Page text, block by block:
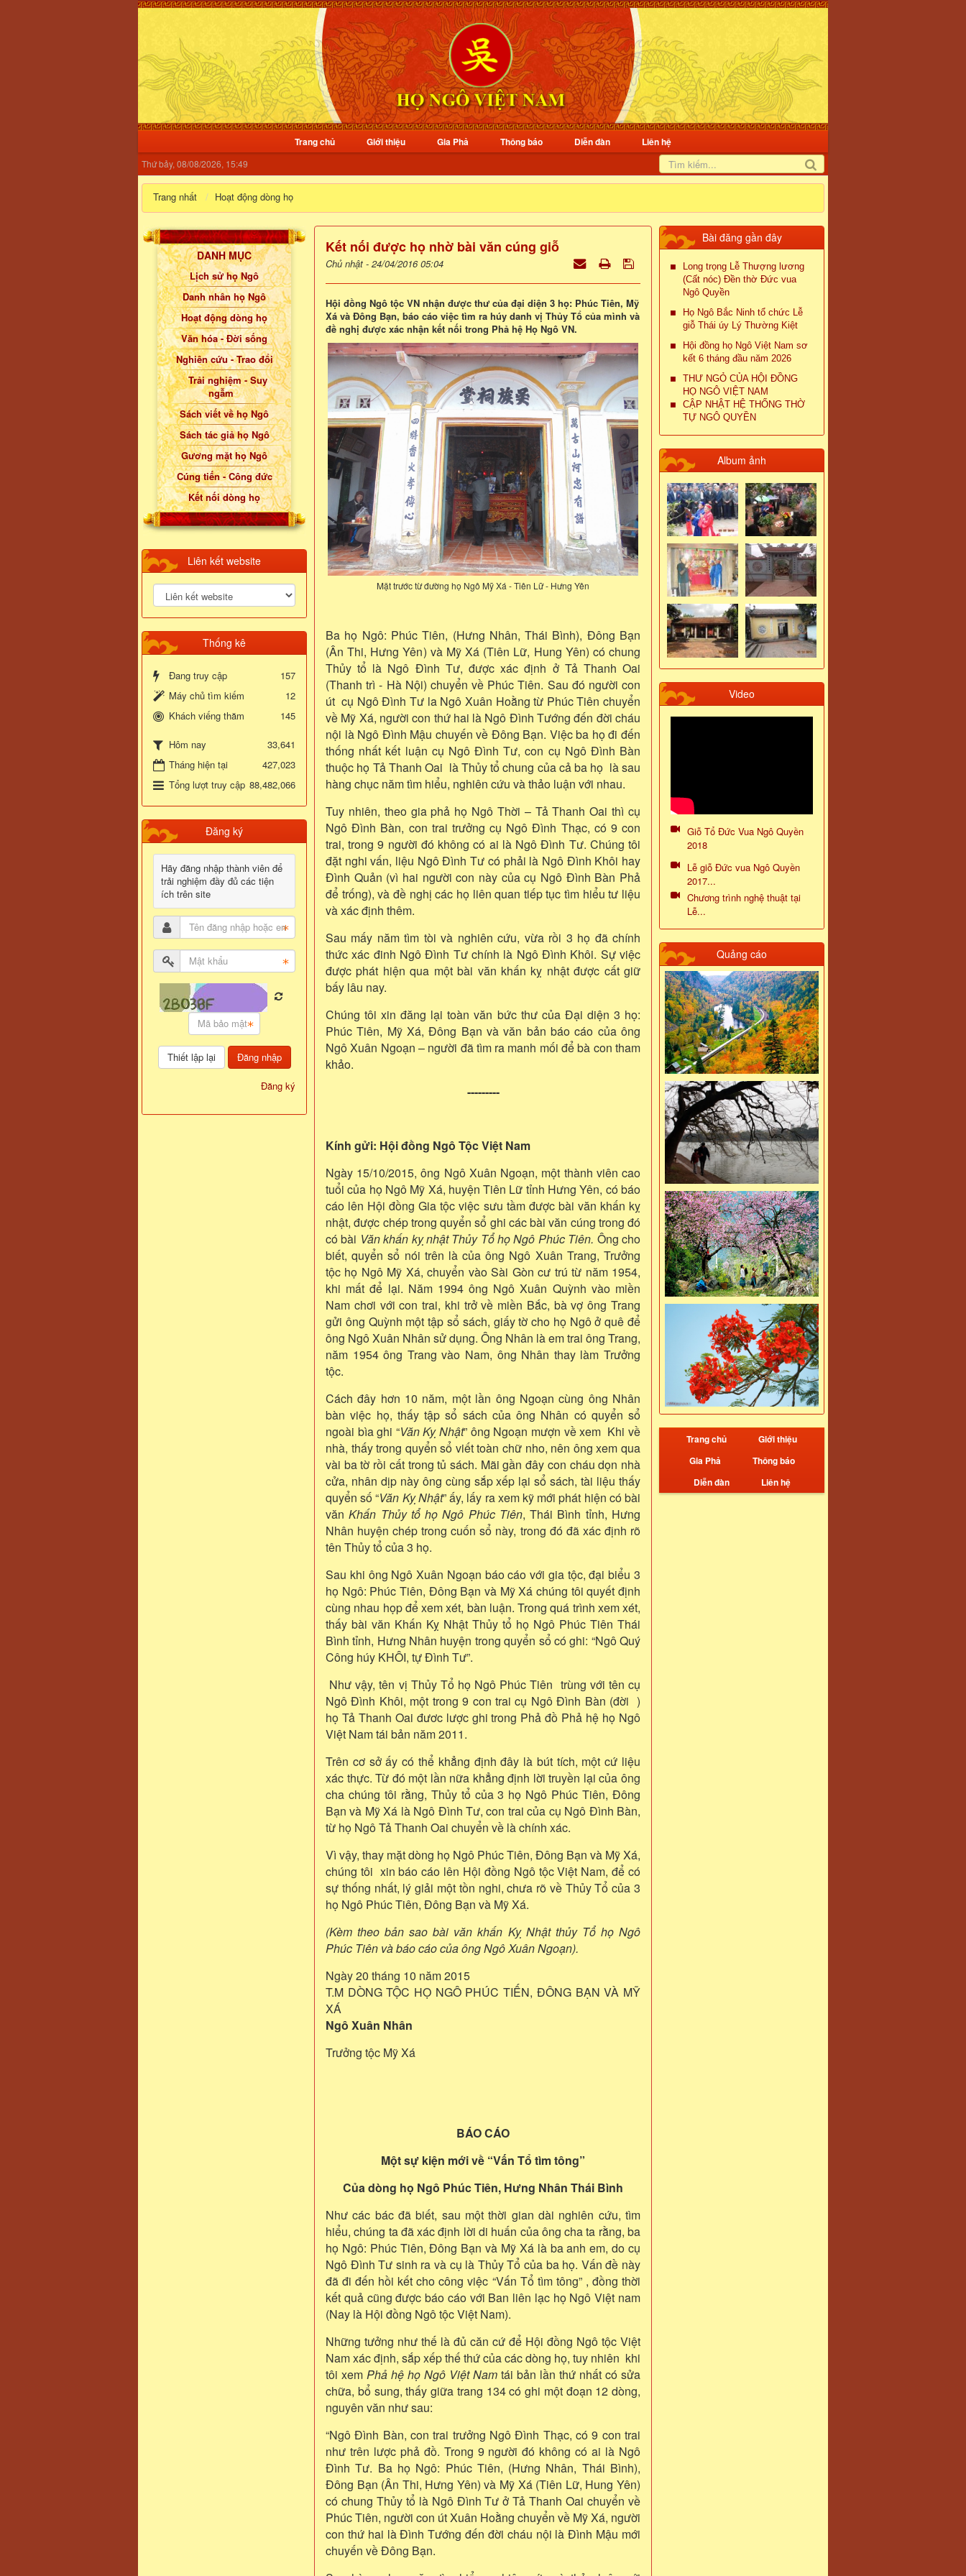
Trang chủ Giới thiệu Gia Phả Thông báo Diễn đàn Liên hệ
Thứ bảy, 08/08/2026, 15:49
Trang nhất Hoạt động dòng họ
Kết nối được họ nhờ bài văn cúng giỗ
Chủ nhật - 24/04/2016 05:04
Hội đồng Ngô tộc VN nhận được thư của đại diện 3 họ: Phúc Tiên, Mỹ
Xá và Đông Bạn, báo cáo việc tìm ra húy danh vị Thủy Tổ của mình và
đề nghị được xác nhận kết nối trong Phả hệ Họ Ngô VN.
Mặt trước từ đường họ Ngô Mỹ Xá - Tiên Lữ - Hưng Yên
Ba họ Ngô: Phúc Tiên, (Hưng Nhân, Thái Bình), Đông Bạn
(Ân Thi, Hưng Yên) và Mỹ Xá (Tiên Lữ, Hung Yên) có chung
Thủy tổ là Ngô Đình Tư, được xác định ở Tả Thanh Oai
(Thanh trì - Hà Nội) chuyển về Phúc Tiên. Sau đó người con
út cụ Ngô Đình Tư la Ngô Xuân Hoằng từ Phúc Tiên chuyển
về Mỹ Xá, người con thứ hai là Ngô Đình Tướng đến đời cháu
nội là Ngô Đình Mậu chuyến về Đông Bạn. Việc ba họ đi đến
thống nhất kết luận cụ Ngô Đình Tư, con cụ Ngô Đình Bàn
thuộc họ Tả Thanh Oai là Thủy tổ chung của cả ba họ là sau
hàng chục năm tìm hiểu, nghiên cứu và thảo luận với nhau.
Tuy nhiên, theo gia phả họ Ngô Thời – Tả Thanh Oai thì cụ
Ngô Đình Bàn, con trai trưởng cụ Ngô Đình Thạc, có 9 con
trai, trong 9 người đó không có ai là Ngô Đình Tư. Chúng tôi
đặt nghi vấn, liệu Ngô Đình Tư có phải là Ngô Đình Khôi hay
Đình Quản (vì hai người con này của cụ Ngô Đình Bàn Phả
để trống), và đề nghị các họ liên quan tiếp tục tìm hiểu tư liệu
và xác định thêm.
Sau mấy năm tìm tòi và nghiên cứu, vừa rồi 3 họ đã chính
thức xác đinh Ngô Đình Tư chính là Ngô Đình Khôi. Sự việc
được phát hiện qua một bài văn khấn kỵ nhật được cất giữ
bấy lâu nay.
Chúng tôi xin đăng lại toàn văn bức thư của Đại diện 3 họ:
Phúc Tiên, Mỹ Xá, Đông Bạn và văn bản báo cáo của ông
Ngô Xuân Ngoạn – người đã tìm ra manh mối để bà con tham
khảo.
---------
Kính gửi: Hội đồng Ngô Tộc Việt Nam
Ngày 15/10/2015, ông Ngô Xuân Ngoạn, một thành viên cao
tuổi của họ Ngô Mỹ Xá, huyện Tiên Lữ tỉnh Hưng Yên, có báo
cáo lên Hội đồng Gia tộc việc sưu tầm được bài văn khấn kỵ
nhật, được chép trong quyển sổ ghi các bài văn cúng trong đó
có bài Văn khấn kỵ nhật Thủy Tổ họ Ngô Phúc Tiên. Ông cho
biết, quyển sổ nói trên là của ông Ngô Xuân Trang, Trưởng
tộc họ Ngô Mỹ Xá, chuyển vào Sài Gòn cư trú từ năm 1954,
khi mất để lại. Năm 1994 ông Ngô Xuân Quỳnh vào miền
Nam chơi với con trai, khi trở về miền Bắc, bà vợ ông Trang
gửi ông Quỳnh một tập sổ sách, giấy tờ cho họ Ngô ở quê để
ông Ngô Xuân Nhân sử dụng. Ông Nhân là em trai ông Trang,
năm 1954 ông Trang vào Nam, ông Nhân thay làm Trưởng
tộc.
Cách đây hơn 10 năm, một lần ông Ngoạn cùng ông Nhân
bàn việc họ, thấy tập sổ sách của ông Nhân có quyển sổ
ngoài bìa ghi “Văn Kỵ Nhật” ông Ngoạn mượn về xem Khi về
nhà, thấy trong quyển sổ viết toàn chữ nho, nên ông xem qua
vài ba tờ rồi cất trong tủ sách. Mãi gần đây con cháu dọn nhà
cửa, nhân dịp này ông cùng sắp xếp lại sổ sách, tài liệu thấy
quyển số “Văn Kỵ Nhật” ấy, lấy ra xem kỹ mới phát hiện có bài
vănKhấn Thủy tổ họ Ngô Phúc Tiên, Thái Bình tỉnh, Hưng
Nhân huyện chép trong cuốn sổ này, trong đó đã xác định rõ
tên Thủy tổ của 3 họ.
Sau khi ông Ngô Xuân Ngoạn báo cáo với gia tộc, đại biểu 3
họ Ngô: Phúc Tiên, Đông Bạn và Mỹ Xá chúng tôi quyết định
cùng nhau họp để xem xét, bàn luận. Trong quá trình xem xét,
thấy bài văn Khấn Kỵ Nhật Thủy tổ họ Ngô Phúc Tiên Thái
Bình tỉnh, Hưng Nhân huyện trong quyển sổ có ghi: “Ngô Quý
Công húy KHÔI, tự Đình Tư”.
Như vậy, tên vị Thủy Tổ họ Ngô Phúc Tiên trùng với tên cụ
Ngô Đình Khôi, một trong 9 con trai cụ Ngô Đình Bàn (đời )
họ Tả Thanh Oai đươc lược ghi trong Phả đồ Phả hệ họ Ngô
Việt Nam tái bản năm 2011.
Trên cơ sở ấy có thể khẳng định đây là bút tích, một cứ liệu
xác thực. Từ đó một lần nữa khẳng định lời truyền lại của ông
cha chúng tôi rằng, Thủy tổ của 3 họ Ngô Phúc Tiên, Đông
Bạn và Mỹ Xá là Ngô Đình Tư, con trai của cụ Ngô Đình Bàn,
từ họ Ngô Tả Thanh Oai chuyển về là chính xác.
Vì vậy, thay mặt dòng họ Ngô Phúc Tiên, Đông Bạn và Mỹ Xá,
chúng tôi xin báo cáo lên Hội đồng Ngô tộc Việt Nam, để có
sự thống nhất, lý giải một tồn nghi, chưa rõ về Thủy Tổ của 3
họ Ngô Phúc Tiên, Đông Bạn và Mỹ Xá.
(Kèm theo bản sao bài văn khấn Kỵ Nhật thủy Tổ họ Ngô
Phúc Tiên và báo cáo của ông Ngô Xuân Ngoạn).
Ngày 20 tháng 10 năm 2015
T.M DÒNG TỘC HỌ NGÔ PHÚC TIẾN, ĐÔNG BẠN VÀ MỸ
XÁ
Ngô Xuân Nhân
Trưởng tộc Mỹ Xá
BÁO CÁO
Một sự kiện mới về “Vấn Tổ tìm tông”
Của dòng họ Ngô Phúc Tiên, Hưng Nhân Thái Bình
Như các bác đã biết, sau một thời gian dài nghiên cứu, tìm
hiểu, chúng ta đã xác định lời di huấn của ông cha ta rằng, ba
họ Ngô: Phúc Tiên, Đông Bạn và Mỹ Xá là ba anh em, do cụ
Ngô Đình Tư sinh ra và cụ là Thủy Tổ của ba họ. Vấn đề này
đã đi đến hồi kết cho công việc “Vấn Tổ tìm tông” , đồng thời
kết quả cũng được báo cáo với Ban liên lạc họ Ngô Việt nam
(Nay là Hội đồng Ngô tộc Việt Nam).
Những tưởng như thế là đủ căn cứ để Hội đồng Ngô tộc Việt
Nam xác định, sắp xếp thế thứ của các dòng họ, tuy nhiên khi
tôi xem Phả hệ họ Ngô Việt Nam tái bản lần thứ nhất có sửa
chữa, bổ sung, thấy giữa trang 134 có ghi một đoạn 12 dòng,
nguyên văn như sau:
“Ngô Đình Bàn, con trai trưởng Ngô Đình Thạc, có 9 con trai
như trên lược phả đồ. Trong 9 người đó không có ai là Ngô
Đình Tư. Ba họ Ngô: Phúc Tiên, (Hưng Nhân, Thái Bình),
Đông Bạn (Ân Thi, Hưng Yên) và Mỹ Xá (Tiên Lữ, Hung Yên)
có chung Thủy tổ là Ngô Đình Tư ở Tả Thanh Oai chuyển về
Phúc Tiên, người con út Xuân Hoằng chuyển về Mỹ Xá, người
con thứ hai là Đình Tướng đến đời cháu nội là Đình Mậu mới
chuyến về Đông Bạn.
Bài đăng gần đây
Long trọng Lễ Thượng lương
(Cất nóc) Đền thờ Đức vua
Ngô Quyền
Họ Ngô Bắc Ninh tổ chức Lễ
giỗ Thái úy Lý Thường Kiệt
Hội đồng họ Ngô Việt Nam sơ
kết 6 tháng đầu năm 2026
THƯ NGỎ CỦA HỘI ĐỒNG
HỌ NGÔ VIỆT NAM
CẬP NHẬT HỆ THỐNG THỜ
TỰ NGÔ QUYỀN
Album ảnh
Video
Giỗ Tổ Đức Vua Ngô Quyền
2018
Lễ giỗ Đức vua Ngô Quyền
2017...
Chương trình nghệ thuật tại
Lễ...
Quảng cáo
Trang chủ
Giới thiệu
Gia Phả
Thông báo
Diễn đàn
Liên hệ
DANH MỤC
Lịch sử họ Ngô
Danh nhân họ Ngô
Hoạt động dòng họ
Văn hóa - Đời sống
Nghiên cứu - Trao đổi
Trải nghiệm - Suy
ngẫm
Sách viết về họ Ngô
Sách tác giả họ Ngô
Gương mặt họ Ngô
Cúng tiến - Công đức
Kết nối dòng họ
Liên kết website
Thống kê
Đang truy cập
157
Máy chủ tìm kiếm
12
Khách viếng thăm
145
Hôm nay
33,641
Tháng hiện tại
427,023
Tổng lượt truy cập 88,482,066
Đăng ký
Hãy đăng nhập thành viên để
trải nghiệm đầy đủ các tiện
ích trên site
Đăng nhập
Đăng ký